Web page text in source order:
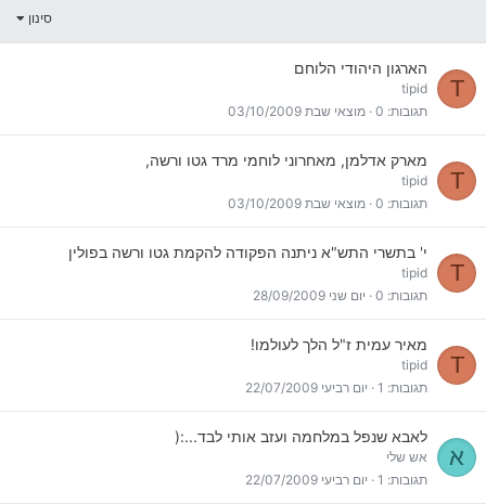
סינון
T
הארגון היהודי הלוחם
tipid
תגובות 0 מוצאי שבת 03/10/2009
T
מארק אדלמן, מאחרוני לוחמי מרד גטו ורשה,
tipid
תגובות 0 מוצאי שבת 03/10/2009
T
י' בתשרי התש"א ניתנה הפקודה להקמת גטו ורשה בפולין
tipid
תגובות 0 יום שני 28/09/2009
T
מאיר עמית ז"ל הלך לעולמו!
tipid
תגובות 1 יום רביעי 22/07/2009
א
לאבא שנפל במלחמה ועזב אותי לבד...:(
אש שלי
תגובות 1 יום רביעי 22/07/2009